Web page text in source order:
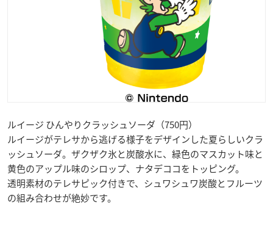
ルイージ ひんやりクラッシュソーダ（750円）
ルイージがテレサから逃げる様子をデザインした夏らしいクラ
ッシュソーダ。ザクザク氷と炭酸水に、緑色のマスカット味と
黄色のアップル味のシロップ、ナタデココをトッピング。
透明素材のテレサピック付きで、シュワシュワ炭酸とフルーツ
の組み合わせが絶妙です。